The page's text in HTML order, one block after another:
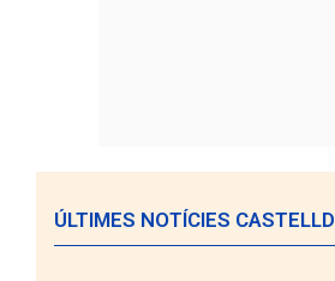
ÚLTIMES NOTÍCIES